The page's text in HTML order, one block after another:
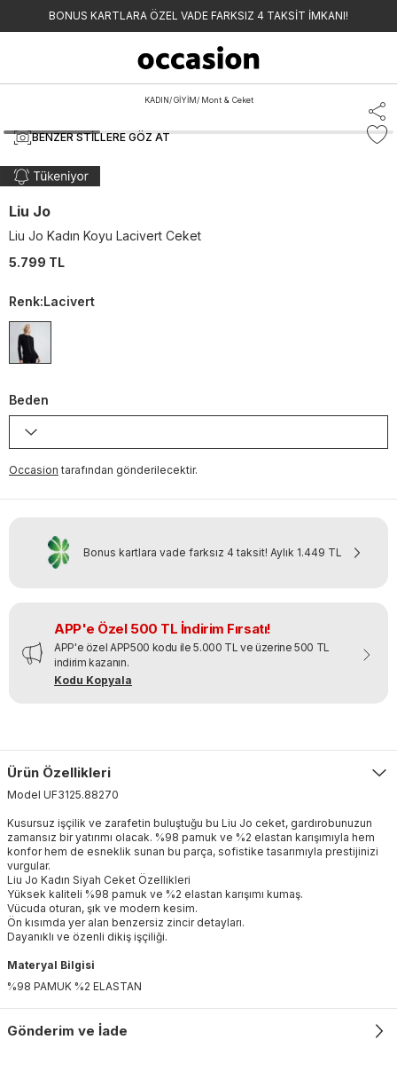
BONUS KARTLARA ÖZEL VADE FARKSIZ 4 TAKSİT İMKANI!
KADIN/ GİYİM/ Mont & Ceket
BENZER STILLERE GÖZ AT
Liu Jo
Liu Jo Kadın Koyu Lacivert Ceket
5.799 TL
Renk:Lacivert
Beden
Occasion tarafından gönderilecektir.
Bonus kartlara vade farksız 4 taksit! Aylık 1.449 TL
APP'e Özel 500 TL İndirim Fırsatı!
APP'e özel APP500 kodu ile 5.000 TL ve üzerine 500 TL
indirim kazanın.
Kodu Kopyala
Ürün Özellikleri
Model UF3125.88270
Kusursuz işçilik ve zarafetin buluştuğu bu Liu Jo ceket, gardırobunuzun
zamansız bir yatırımı olacak. %98 pamuk ve %2 elastan karışımıyla hem
konfor hem de esneklik sunan bu parça, sofistike tasarımıyla prestijinizi
vurgular.
Liu Jo Kadın Siyah Ceket Özellikleri
Yüksek kaliteli %98 pamuk ve %2 elastan karışımı kumaş.
Vücuda oturan, şık ve modern kesim.
Ön kısımda yer alan benzersiz zincir detayları.
Dayanıklı ve özenli dikiş işçiliği.
Materyal Bilgisi
%98 PAMUK %2 ELASTAN
Gönderim ve İade